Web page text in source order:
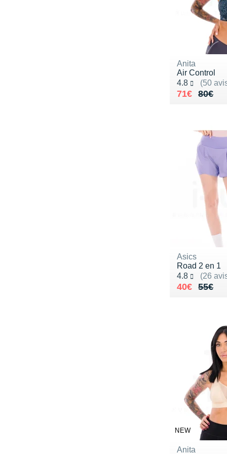
Anita
Air Control
4.8
(50
Noté 4.8 sur 5
80€
Au lieu de
71€
Vendu 71€
Asics
Road 2 en 1
4.8
(26
Noté 4.8 sur 5
55€
Au lieu de
40€
Vendu 40€
NEW
Anita